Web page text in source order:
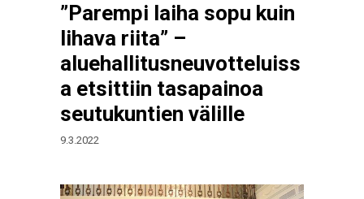
”Parempi laiha sopu kuin
lihava riita” –
aluehallitusneuvotteluiss
a etsittiin tasapainoa
seutukuntien välille
9.3.2022